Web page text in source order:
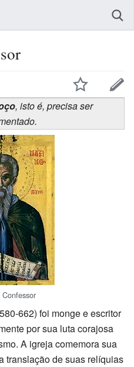
, isto é, precisa ser
662) foi monge e escritor
por sua luta corajosa
A igreja comemora sua
translação de suas relíquias